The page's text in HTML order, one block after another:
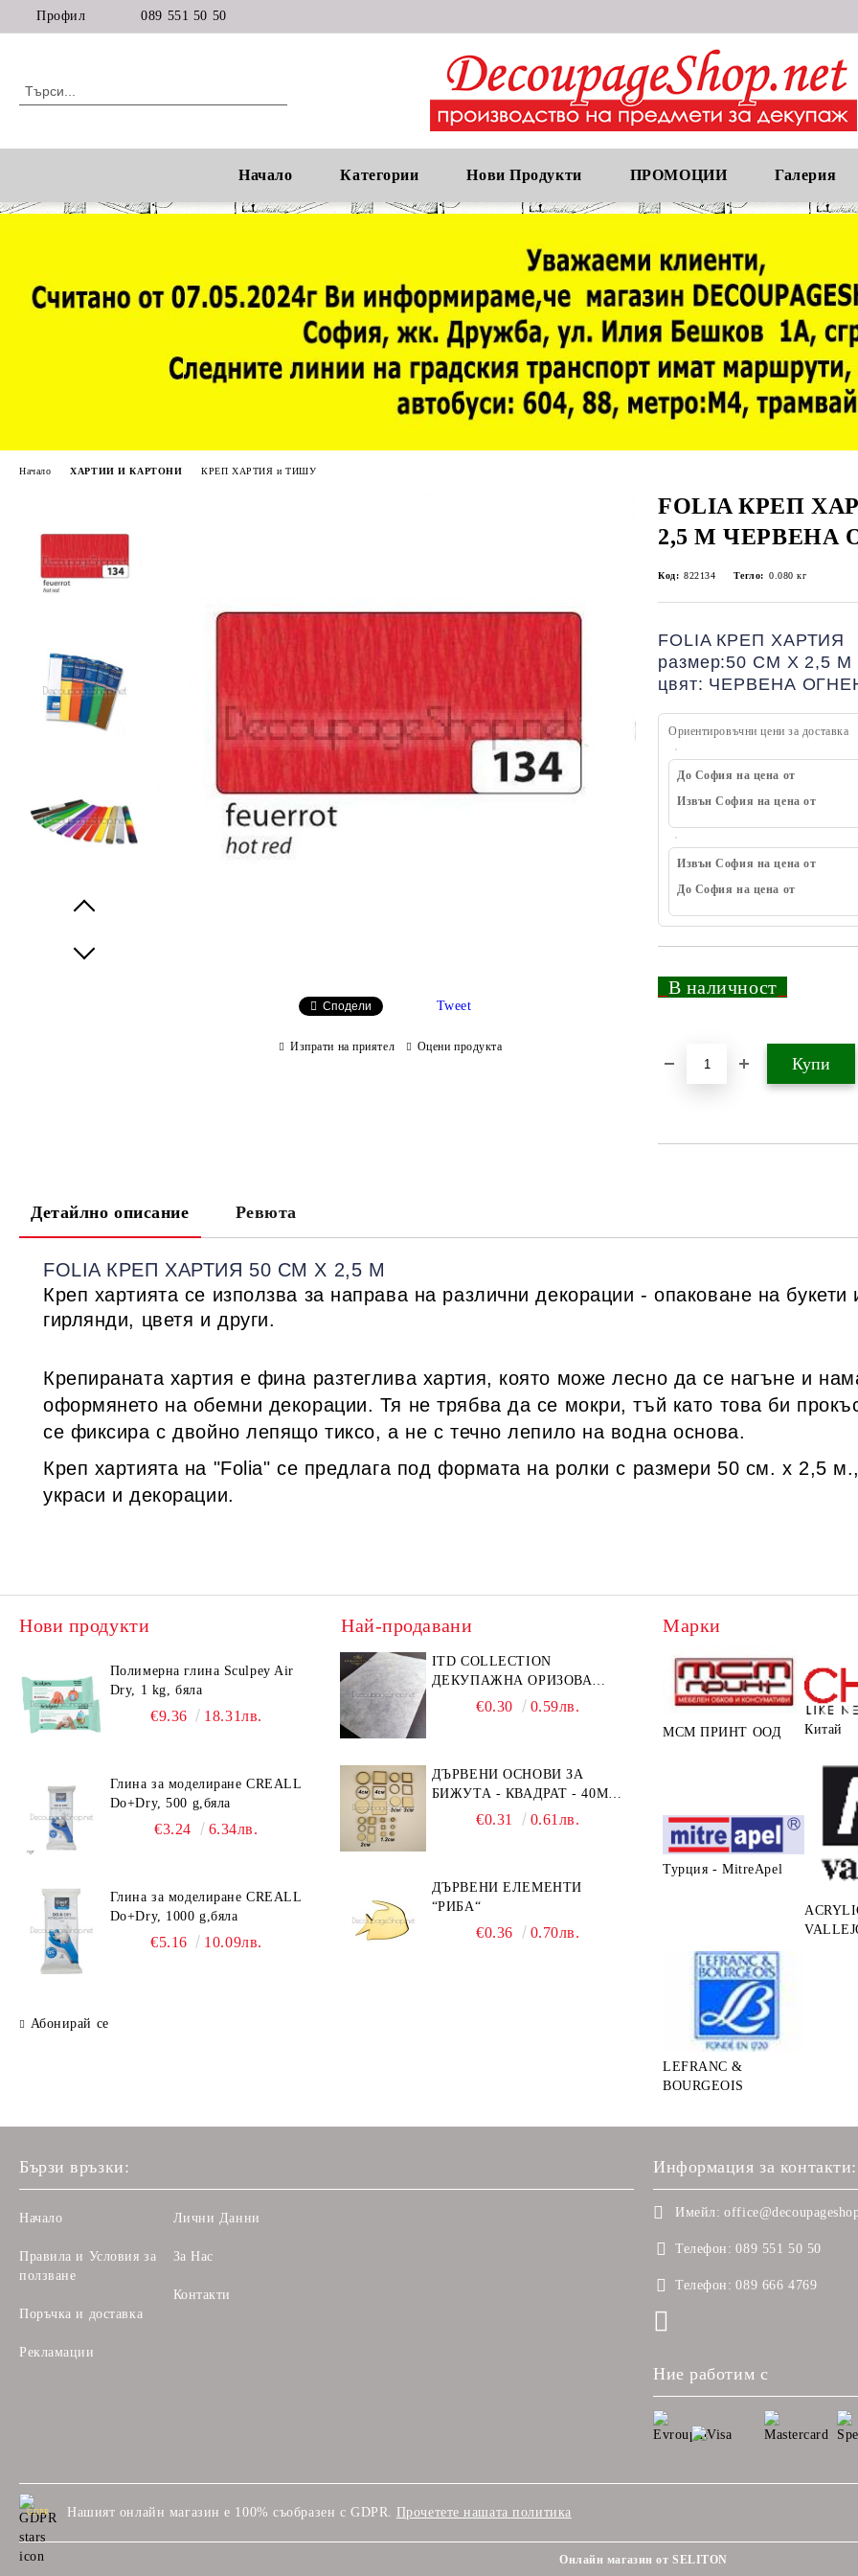
Профил 089 551 50 50
Начало Категории Нови Продукти ПРОМОЦИИ Галерия
Начало ХАРТИИ И КАРТОНИ КРЕП ХАРТИЯ и ТИШУ
FOLIA КРЕП
2,5 М ЧЕРВЕНА
Код: 822134 Тегло: 0.080 кг
FOLIA КРЕП ХАРТИЯ
размер:50 СМ Х 2,5 М
цвят: ЧЕРВЕНА
Ориентировъчни цени за доставка
До София на цена от
Извън София на цена от
Извън София на цена от
До София на цена от
В наличност
Сподели Tweet
Изпрати на приятел Оцени продукта
Детайлно описание Ревюта
FOLIA КРЕП ХАРТИЯ 50 СМ Х 2,5 М
Креп хартията се използва за направа на различни декорации - опаковане на
гирлянди, цветя и други.
Крепираната хартия е фина разтеглива хартия, която може лесно да се нагъне и
оформянето на обемни декорации. Тя не трябва да се мокри, тъй като това би
се фиксира с двойно лепящо тиксо, а не с течно лепило на водна основа.
Креп хартията на "Folia" се предлага под формата на ролки с размери 50 см. х 2,5
украси и декорации.
Нови продукти
Полимерна глина Sculpey Air
Dry, 1 kg, бяла
€9.36 18.31лв.
Глина за моделиране CREALL
Do+Dry, 500 g,бяла
€3.24 6.34лв.
Глина за моделиране CREALL
Do+Dry, 1000 g,бяла
€5.16 10.09лв.
Абонирай се
Най-продавани
ITD COLLECTION
ДЕКУПАЖНА ОРИЗОВА
ХАРТИЯ А5 БЯЛА - RC044
€0.30 0.59лв.
ДЪРВЕНИ ОСНОВИ ЗА
БИЖУТА - КВАДРАТ - 40ММ
- ОСНОВИ + РАМКА
€0.31 0.61лв.
ДЪРВЕНИ ЕЛЕМЕНТИ
“РИБА“
€0.36 0.70лв.
Марки
МСМ ПРИНТ ООД Китай
Турция - MitreApel
LEFRANC &
BOURGEOIS
Бързи връзки:
Начало
Правила и Условия за
ползване
Поръчка и доставка
Рекламации
Лични Данни
За Нас
Контакти
Информация за контакти:
Имейл:
Телефон: 089 551 50 50
Телефон: 089 666 4769
Ние работим с
GDPR Нашият онлайн магазин е 100% съобразен с GDPR. Прочетете нашата политика
Онлайн магазин от SELITON